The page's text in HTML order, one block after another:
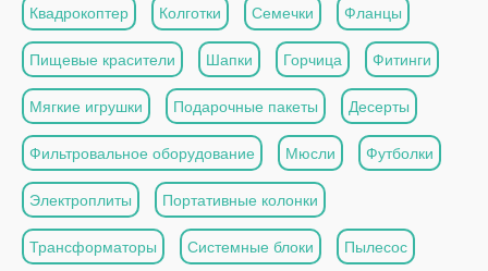
Квадрокоптер Колготки Семечки Фланцы
Пищевые красители Шапки Горчица Фитинги
Мягкие игрушки Подарочные пакеты Десерты
Фильтровальное оборудование Мюсли Футболки
Электроплиты Портативные колонки
Трансформаторы Системные блоки Пылесос